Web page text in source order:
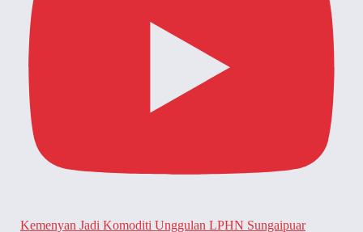
Kemenyan Jadi Komoditi Unggulan LPHN Sungaipuar